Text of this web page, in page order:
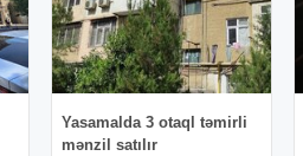
Yasamalda 3 otaql təmirli
mənzil satılır